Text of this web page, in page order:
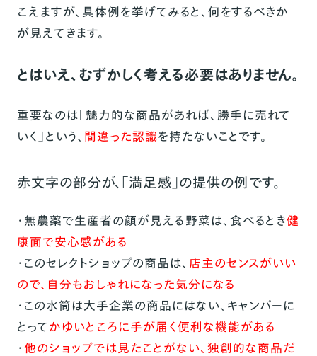
こえますが、具体例を挙げてみると、何をするべきか
が見えてきます。
とはいえ、むずかしく考える必要はありません。
重要なのは「魅力的な商品があれば、勝手に売れて
いく」という、 間違った認識を持たないことです。
赤文字の部分が、「満足感」の提供の例です。
・無農薬で生産者の顔が見える野菜は、食べるとき健
康面で安心感がある
・ このセレクトショップの商品は、 店主のセンスがいい
ので、自分もおしゃれになった気分になる
・この水筒は大手企業の商品にはない、キャンパーに
とってかゆいところに手が届く便利な機能がある
・他のショップでは見たことがない、独創的な商品だ